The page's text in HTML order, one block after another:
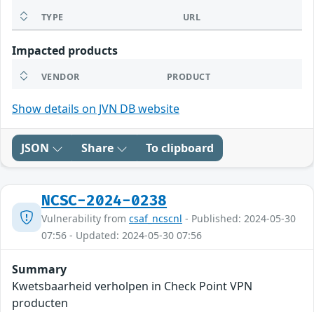
TYPE URL
Impacted products
VENDOR PRODUCT
Show details on JVN DB website
JSON Share To clipboard
NCSC-2024-0238
Vulnerability from csaf_ncscnl - Published: 2024-05-30
07:56 - Updated: 2024-05-30 07:56
Summary
Kwetsbaarheid verholpen in Check Point VPN
producten